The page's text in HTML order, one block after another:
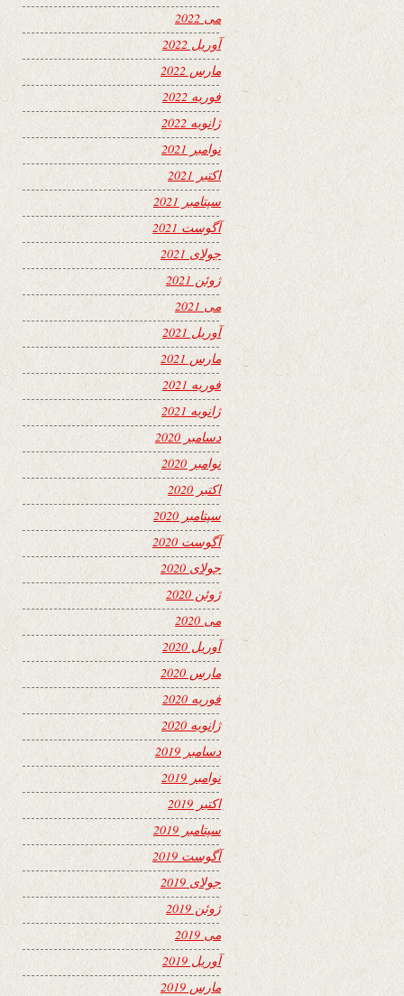
می 2022
آوریل 2022
مارس 2022
فوریه 2022
ژانویه 2022
نوامبر 2021
اکتبر 2021
سپتامبر 2021
آگوست 2021
جولای 2021
ژوئن 2021
می 2021
آوریل 2021
مارس 2021
فوریه 2021
ژانویه 2021
دسامبر 2020
نوامبر 2020
اکتبر 2020
سپتامبر 2020
آگوست 2020
جولای 2020
ژوئن 2020
می 2020
آوریل 2020
مارس 2020
فوریه 2020
ژانویه 2020
دسامبر 2019
نوامبر 2019
اکتبر 2019
سپتامبر 2019
آگوست 2019
جولای 2019
ژوئن 2019
می 2019
آوریل 2019
مارس 2019